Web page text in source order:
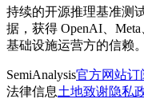
持续的开源推理基准测
据，获得 OpenAI、
基础设施运营方的信赖。
SemiAnalysis官方网站订
法律信息土地致谢隐私